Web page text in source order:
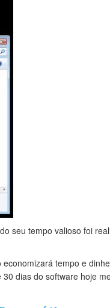
seu tempo valioso foi
tempo e
dias do software hoje